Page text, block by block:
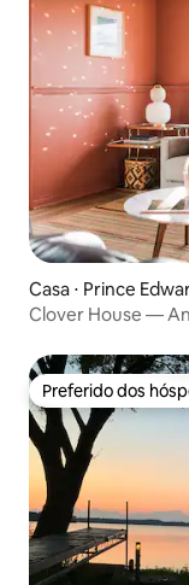
Casa ⋅ Prince
Clover House —
Preferido dos
Preferido dos